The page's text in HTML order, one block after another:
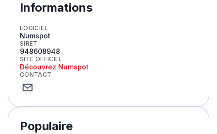
Informations
LOGICIEL
Numspot
SIRET
948608948
SITE OFFICIEL
Découvrez Numspot
CONTACT
Populaire